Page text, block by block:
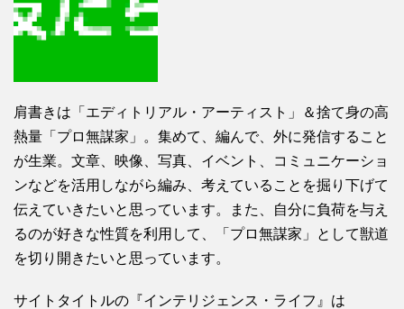
肩書きは「エディトリアル・アーティスト」＆捨て身の高
熱量「プロ無謀家」。集めて、編んで、外に発信すること
が生業。文章、映像、写真、イベント、コミュニケーショ
ンなどを活用しながら編み、考えていることを掘り下げて
伝えていきたいと思っています。また、自分に負荷を与え
るのが好きな性質を利用して、「プロ無謀家」として獣道
を切り開きたいと思っています。
サイトタイトルの『インテリジェンス・ライフ』は